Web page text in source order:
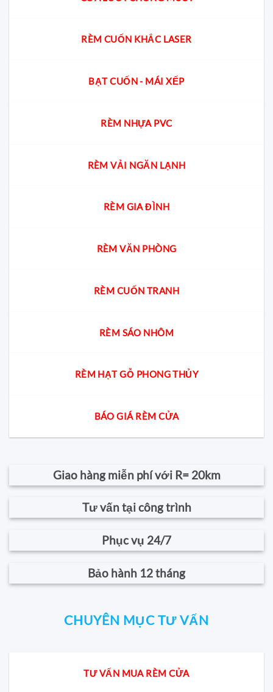
RÈM CUỐN KHẮC LASER
BẠT CUỐN - MÁI XẾP
RÈM NHỰA PVC
RÈM VẢI NGĂN LẠNH
RÈM GIA ĐÌNH
RÈM VĂN PHÒNG
RÈM CUỐN TRANH
RÈM SÁO NHÔM
RÈM HẠT GỖ PHONG THỦY
BÁO GIÁ RÈM CỬA
Giao hàng miễn phí với R= 20km
Tư vấn tại công trình
Phục vụ 24/7
Bảo hành 12 tháng
CHUYÊN MỤC TƯ VẤN
TƯ VẤN MUA RÈM CỬA